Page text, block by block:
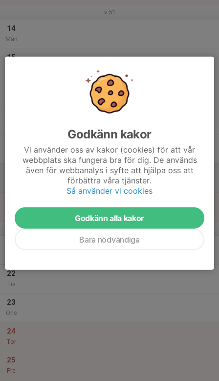
v.51
14
Mån
15
Sön
v.52
22
Tis
23
Ons
24
Tor
25
Fre
Godkänn kakor
Vi använder oss av kakor (cookies) för att vår
webbplats ska fungera bra för dig. De används
även för webbanalys i syfte att hjälpa oss att
förbättra våra tjänster.
Så använder vi cookies
Godkänn alla kakor
Bara nödvändiga